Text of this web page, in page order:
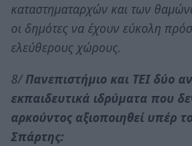
καταστηματαρχών και των
οι δημότες να έχουν εύκολη
ελεύθερους χώρους.
8/Πανεπιστήμιο και ΤΕΙ δύο
εκπαιδευτικά ιδρύματα που
αρκούντος αξιοποιηθεί υπέρ
Σπάρτης: